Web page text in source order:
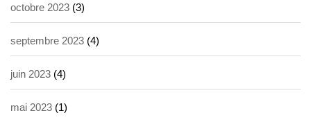
octobre 2023 (3)
septembre 2023 (4)
juin 2023 (4)
mai 2023 (1)